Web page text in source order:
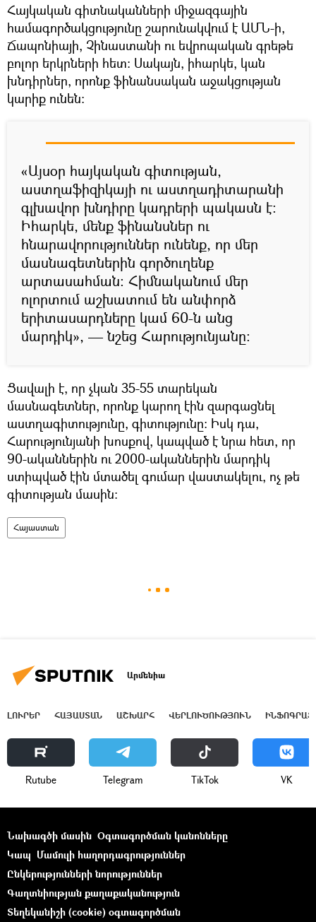
Հայկական գիտնականների միջազգային
համագործակցությունը շարունակվում է ԱՄՆ-ի,
Ճապոնիայի, Չինաստանի ու եվրոպական գրեթե
բոլոր երկրների հետ։ Սակայն, իհարկե, կան
խնդիրներ, որոնք ֆինանսական աջակցության
կարիք ունեն։
«Այսօր հայկական գիտության,
աստղաֆիզիկայի ու աստղադիտարանի
գլխավոր խնդիրը կադրերի պակասն է։
Իհարկե, մենք ֆինանսներ ու
հնարավորություններ ունենք, որ մեր
մասնագետներին գործուղենք
արտասահման։ Հիմնականում մեր
ոլորտում աշխատում են անփորձ
երիտասարդները կամ 60-ն անց
մարդիկ», — նշեց Հարությունյանը։
Ցավալի է, որ չկան 35-55 տարեկան
մասնագետներ, որոնք կարող էին զարգացնել
աստղագիտությունը, գիտությունը։ Իսկ դա,
Հարությունյանի խոսքով, կապված է նրա հետ, որ
90-ականներին ու 2000-ականներին մարդիկ
ստիպված էին մտածել գումար վաստակելու, ոչ թե
գիտության մասին։
Հայաստան
Արմենիա
ԼՈՒՐԵՐ ՀԱՅԱՍՏԱՆ ԱՇԽԱՐՀ ՎԵՐԼՈՒԾՈՒԹՅՈՒՆ
Rutube Telegram ТikТоk VK
Նախագծի մասին Օգտագործման կանոնները
Կապ Մամուլի հաղորդագրություններ
Ընկերությունների նորություններ
Գաղտնիության քաղաքականություն
Տեղեկանիշի (cookie) օգտագործման